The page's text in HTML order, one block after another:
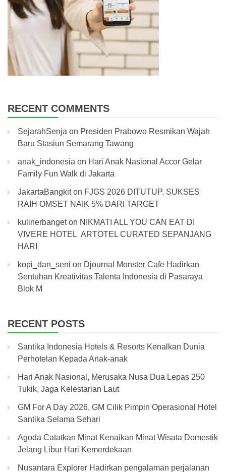
RECENT COMMENTS
SejarahSenja on Presiden Prabowo Resmikan Wajah
Baru Stasiun Semarang Tawang
anak_indonesia on Hari Anak Nasional Accor Gelar
Family Fun Walk di Jakarta
JakartaBangkiton FJGS 2026 DITUTUP, SUKSES
RAIH OMSET NAIK 5% DARI TARGET
kulinerbangeton NIKMATI ALL YOU CAN EAT DI
VIVERE HOTEL ARTOTEL CURATED SEPANJANG
HARI
kopi_dan_seni on Djournal Monster Cafe Hadirkan
Sentuhan Kreativitas Talenta Indonesia di Pasaraya
Blok M
RECENT POSTS
Santika Indonesia Hotels & Resorts Kenalkan Dunia
Perhotelan Kepada Anak-anak
Hari Anak Nasional, Merusaka Nusa Dua Lepas 250
Tukik, Jaga Kelestarian Laut
GM For A Day 2026, GM Cilik Pimpin Operasional Hotel
Santika Selama Sehari
Agoda Catatkan Minat Kenaikan Minat Wisata Domestik
Jelang Libur Hari Kemerdekaan
Nusantara Explorer Hadirkan pengalaman perjalanan